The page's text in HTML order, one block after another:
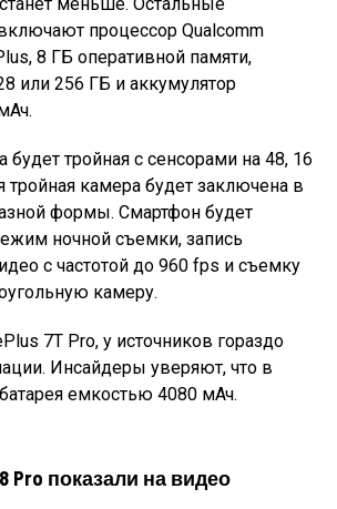
процессор Qualcomm
8 ГБ оперативной памяти,
или 256 ГБ и аккумулятор
будет тройная с сенсорами на 48, 16
тройная камера будет заключена в
формы. Смартфон будет
ночной съемки, запись
с частотой до 960 fps и съемку
камеру.
7T Pro, у источников гораздо
Инсайдеры уверяют, что в
емкостью 4080 мАч.
8 Pro показали на видео